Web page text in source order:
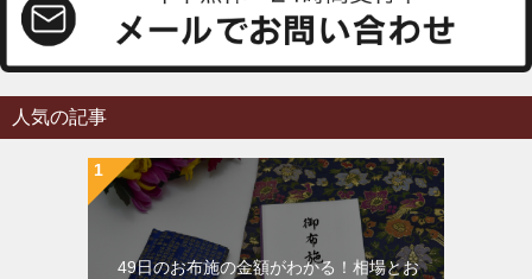
人気の記事
49日のお布施の金額がわかる！相場とお